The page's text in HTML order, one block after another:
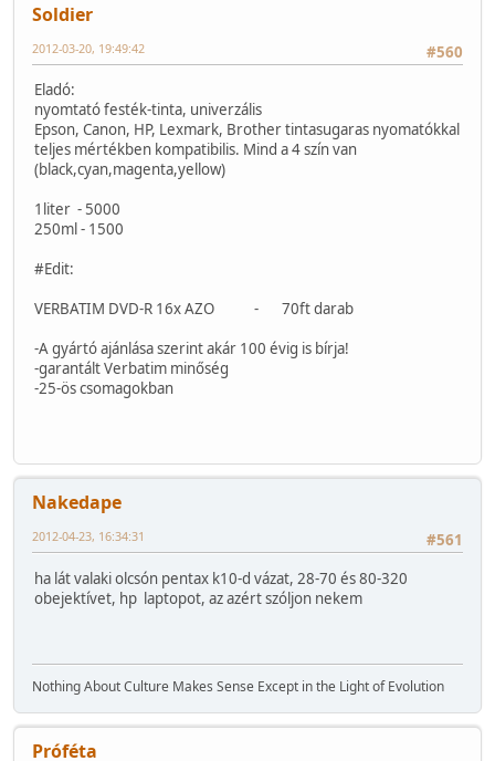
Soldier
#560
2012-03-20, 19:49:42
Eladó:
nyomtató festék-tinta, univerzális
Epson, Canon, HP, Lexmark, Brother tintasugaras nyomatókkal
teljes mértékben kompatibilis. Mind a 4 szín van
(black,cyan,magenta,yellow)
1liter - 5000
250ml - 1500
#Edit:
VERBATIM DVD-R 16x AZO - 70ft darab
-A gyártó ajánlása szerint akár 100 évig is bírja!
-garantált Verbatim minőség
-25-ös csomagokban
Nakedape
#561
2012-04-23, 16:34:31
ha lát valaki olcsón pentax k10-d vázat, 28-70 és 80-320
obejektívet, hp laptopot, az azért szóljon nekem
Nothing About Culture Makes Sense Except in the Light of Evolution
Próféta